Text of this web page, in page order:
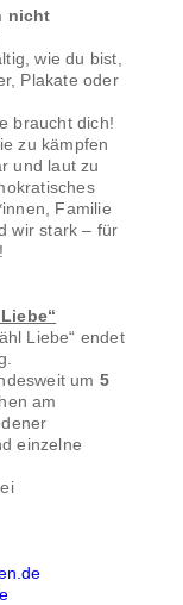
nicht
wie du bist,
Plakate oder
braucht dich!
zu kämpfen
und laut zu
Familie
wir stark – für
Liebe“ endet
um 5
am
einzelne